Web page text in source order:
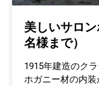
美しいサロ
名様まで）
1915年建造のク
ホガニー材の内